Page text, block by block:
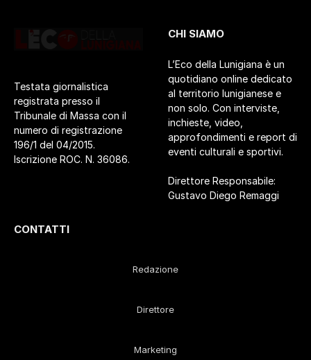
Testata giornalistica
registrata presso il
Tribunale di Massa con il
numero di registrazione
196/1 del 04/2015.
Iscrizione ROC. N. 36086.
CHI SIAMO
L’Eco della Lunigiana è un
quotidiano online dedicato
al territorio lunigianese e
non solo. Con interviste,
inchieste, video,
approfondimenti e report di
eventi culturali e sportivi.
Direttore Responsabile:
Gustavo Diego Remaggi
CONTATTI
Redazione
Direttore
Marketing